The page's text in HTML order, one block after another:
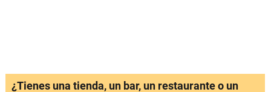
¿Tienes una tienda, un bar, un restaurante o un